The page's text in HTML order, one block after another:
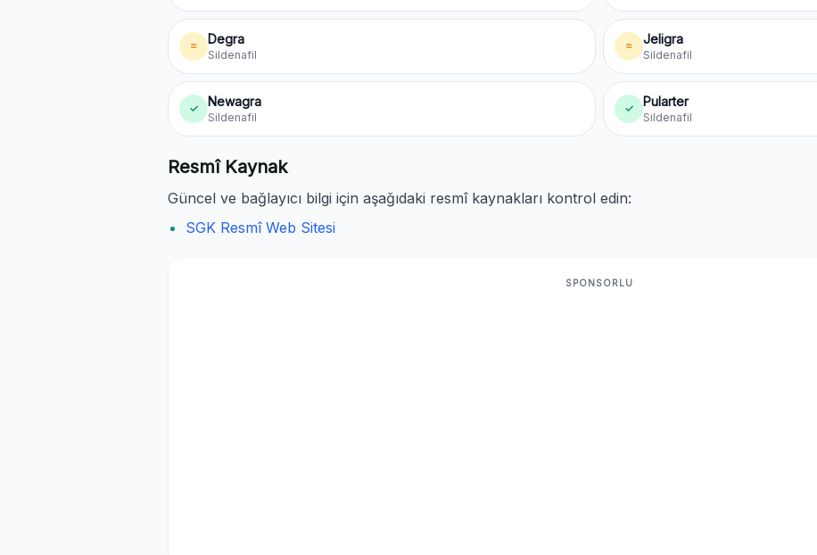
≈ Degra
Sildenafil
≈ Jeligra
Sildenafil
✓ Newagra
Sildenafil
✓ Pularter
Sildenafil
Resmî Kaynak
Güncel ve bağlayıcı bilgi için aşağıdaki resmî kaynakları kontrol edin:
SGK Resmî Web Sitesi
SPONSORLU